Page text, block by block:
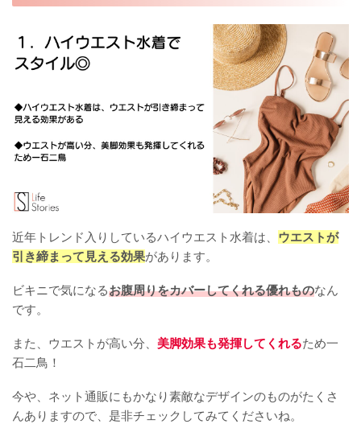
近年トレンド入りしているハイウエスト水着は、 ウエストが
引き締まって見える効果があります。
ビキニで気になるお腹周りをカバーしてくれる優れものなん
です。
また、ウエストが高い分、 美脚効果も発揮してくれるため一
石二鳥！
今や、ネット通販にもかなり素敵なデザインのものがたくさ
んありますので、是非チェックしてみてくださいね。